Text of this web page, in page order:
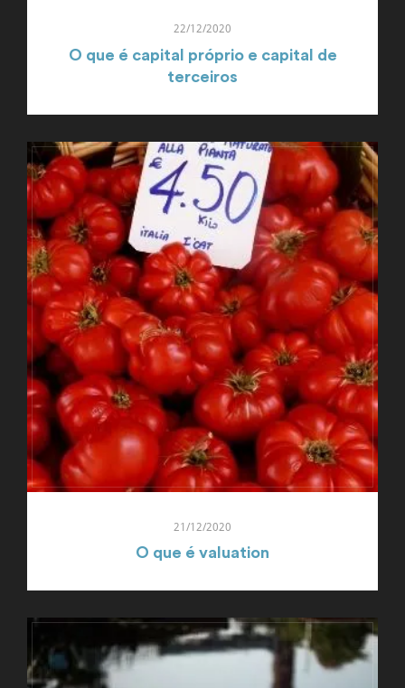
22/12/2020
O que é capital próprio e capital de
terceiros
21/12/2020
O que é valuation